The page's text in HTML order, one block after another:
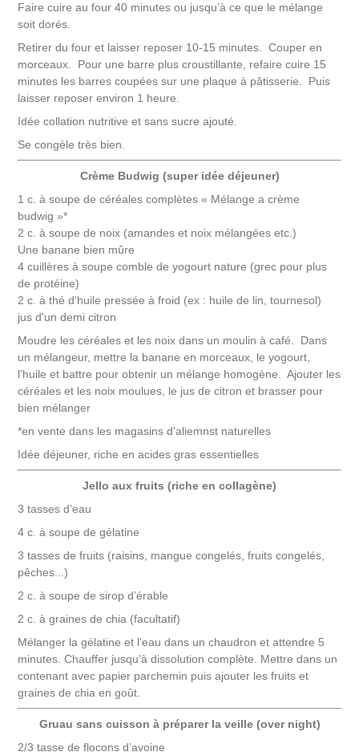
Faire cuire au four 40 minutes ou jusqu’à ce que le mélange
soit dorés.
Retirer du four et laisser reposer 10-15 minutes. Couper en
morceaux. Pour une barre plus croustillante, refaire cuire 15
minutes les barres coupées sur une plaque à pâtisserie. Puis
laisser reposer environ 1 heure.
Idée collation nutritive et sans sucre ajouté.
Se congèle très bien.
Crème Budwig (super idée déjeuner)
1 c. à soupe de céréales complètes « Mélange a crème
budwig »*
2 c. à soupe de noix (amandes et noix mélangées etc.)
Une banane bien mûre
4 cuillères à soupe comble de yogourt nature (grec pour plus
de protéine)
2 c. à thé d'huile pressée à froid (ex : huile de lin, tournesol)
jus d'un demi citron
Moudre les céréales et les noix dans un moulin à café. Dans
un mélangeur, mettre la banane en morceaux, le yogourt,
l'huile et battre pour obtenir un mélange homogène. Ajouter les
céréales et les noix moulues, le jus de citron et brasser pour
bien mélanger
*en vente dans les magasins d'aliemnst naturelles
Idée déjeuner, riche en acides gras essentielles
Jello aux fruits (riche en collagène)
3 tasses d’eau
4 c. à soupe de gélatine
3 tasses de fruits (raisins, mangue congelés, fruits congelés,
pêches...)
2 c. à soupe de sirop d’érable
2 c. à graines de chia (facultatif)
Mélanger la gélatine et l’eau dans un chaudron et attendre 5
minutes. Chauffer jusqu’à dissolution complète. Mettre dans un
contenant avec papier parchemin puis ajouter les fruits et
graines de chia en goût.
Gruau sans cuisson à préparer la veille (over night)
2/3 tasse de flocons d’avoine